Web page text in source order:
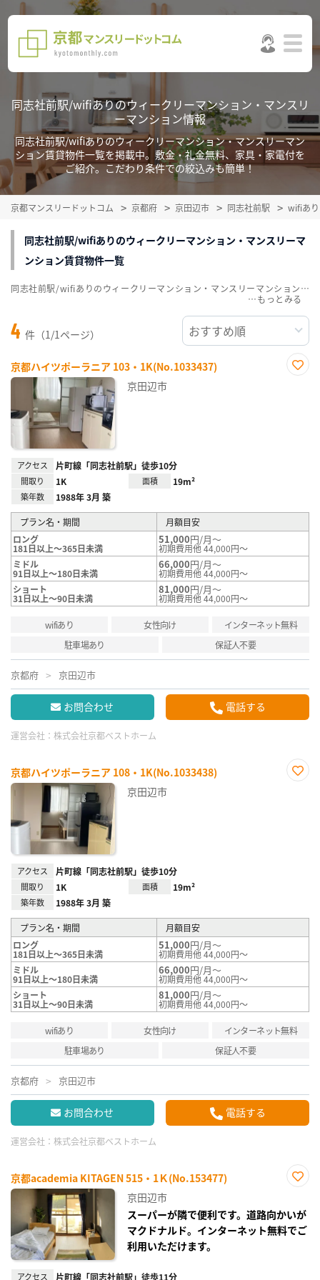
同志社前駅/wifiありのウィークリーマンション・マンスリ
ーマンション情報
同志社前駅/wifiありのウィークリーマンション・マンスリーマン
ション賃貸物件一覧を掲載中。敷金・礼金無料、家具・家電付を
ご紹介。こだわり条件での絞込みも簡単！
京都マンスリードットコム 京都府 京田辺市 同志社前駅 wifiあ
同志社前駅/wifiありのウィークリーマンション・マンスリーマ
ンション賃貸物件一覧
4 件（1/1ページ）
京都ハイツポーラニア 103・1K(No.1033437)
京田辺市
アクセス 片町線「同志社前駅」徒歩10分
間取り 1K 面積 19m²
築年数 1988年 3月 築
プラン名・期間
月額目安
ロング
181日以上～365日未満
51,000円/月～
初期費用他 44,000円～
ミドル
91日以上～180日未満
66,000円/月～
初期費用他 44,000円～
ショート
31日以上～90日未満
81,000円/月～
初期費用他 44,000円～
wifiあり 女性向け
インターネット無料
駐車場あり
保証人不要
京都府 京田辺市
お問合わせ 電話する
運営会社： 株式会社京都ベストホーム
京都ハイツポーラニア 108・1K(No.1033438)
京田辺市
アクセス 片町線「同志社前駅」徒歩10分
間取り 1K 面積 19m²
築年数 1988年 3月 築
プラン名・期間
月額目安
ロング
181日以上～365日未満
51,000円/月～
初期費用他 44,000円～
ミドル
91日以上～180日未満
66,000円/月～
初期費用他 44,000円～
ショート
31日以上～90日未満
81,000円/月～
初期費用他 44,000円～
wifiあり 女性向け
インターネット無料
駐車場あり
保証人不要
京都府 京田辺市
お問合わせ 電話する
運営会社： 株式会社京都ベストホーム
京都academia KITAGEN 515・1Ｋ(No.153477)
り登
録
京田辺市
スーパーが隣で便利です。道路向かいが
マクドナルド。インターネット無料でご
利用いただけます。
アクセス 片町線「同志社前駅」徒歩11分
同志社前駅/wifiありのウィークリーマンション・マンスリーマンション賃貸物件一覧を掲載中。敷金・礼金無料、家具・家電付をご紹介。こだわり条件での絞込みも簡単！
…